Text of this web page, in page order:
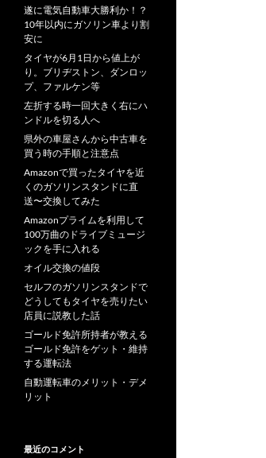
遂に電気自動車大勝利か！？
10年以内にガソリン車より割
安に
タイヤが6月1日から値上が
り。ブリヂストン、ダンロッ
プ、ファルケン等
左折する時一回大きく右にハ
ンドルを切る人へ
県外の車屋さんから中古車を
買う時の手順と注意点
Amazonで買ったタイヤを近
くのガソリンスタンドに直
送〜交換してみた
Amazonプライムを利用して
100万曲のドライブミュージ
ックを手に入れる
オイル交換の値段
セルフのガソリンスタンドで
どうしてもタイヤを売りたい
店員に説教した話
ゴールド免許所持者が教える
ゴールド免許をゲット・維持
する運転法
自動運転車のメリット・デメ
リット
最近のコメント